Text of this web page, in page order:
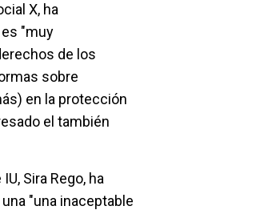
X, ha
"muy
de los
sobre
en la protección
el también
Sira Rego, ha
"una inaceptable